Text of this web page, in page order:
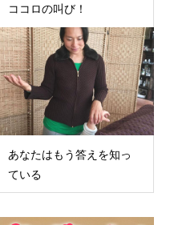
ココロの叫び！
あなたはもう答えを知っ
ている